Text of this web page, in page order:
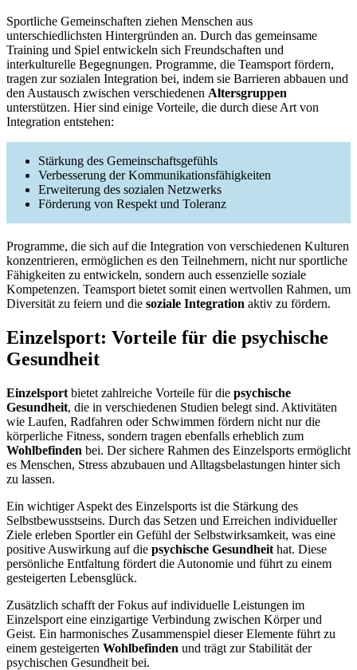
Sportliche Gemeinschaften ziehen Menschen aus
unterschiedlichsten Hintergründen an. Durch das gemeinsame
Training und Spiel entwickeln sich Freundschaften und
interkulturelle Begegnungen. Programme, die Teamsport fördern,
tragen zur sozialen Integration bei, indem sie Barrieren abbauen und
den Austausch zwischen verschiedenen Altersgruppen
unterstützen. Hier sind einige Vorteile, die durch diese Art von
Integration entstehen:
Stärkung des Gemeinschaftsgefühls
Verbesserung der Kommunikationsfähigkeiten
Erweiterung des sozialen Netzwerks
Förderung von Respekt und Toleranz
Programme, die sich auf die Integration von verschiedenen Kulturen
konzentrieren, ermöglichen es den Teilnehmern, nicht nur sportliche
Fähigkeiten zu entwickeln, sondern auch essenzielle soziale
Kompetenzen. Teamsport bietet somit einen wertvollen Rahmen, um
Diversität zu feiern und die soziale Integration aktiv zu fördern.
Einzelsport: Vorteile für die psychische
Gesundheit
Einzelsport bietet zahlreiche Vorteile für die psychische
Gesundheit, die in verschiedenen Studien belegt sind. Aktivitäten
wie Laufen, Radfahren oder Schwimmen fördern nicht nur die
körperliche Fitness, sondern tragen ebenfalls erheblich zum
Wohlbefinden bei. Der sichere Rahmen des Einzelsports ermöglicht
es Menschen, Stress abzubauen und Alltagsbelastungen hinter sich
zu lassen.
Ein wichtiger Aspekt des Einzelsports ist die Stärkung des
Selbstbewusstseins. Durch das Setzen und Erreichen individueller
Ziele erleben Sportler ein Gefühl der Selbstwirksamkeit, was eine
positive Auswirkung auf die psychische Gesundheit hat. Diese
persönliche Entfaltung fördert die Autonomie und führt zu einem
gesteigerten Lebensglück.
Zusätzlich schafft der Fokus auf individuelle Leistungen im
Einzelsport eine einzigartige Verbindung zwischen Körper und
Geist. Ein harmonisches Zusammenspiel dieser Elemente führt zu
einem gesteigerten Wohlbefinden und trägt zur Stabilität der
psychischen Gesundheit bei.